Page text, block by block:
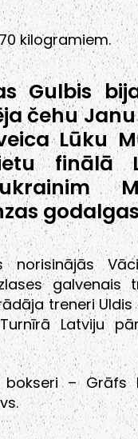
kilogramiem.
Gulbis
čehu Janu
Lūku
finālā
norisinājās
galvenais
treneri Uldis
Latviju
– Grāfs